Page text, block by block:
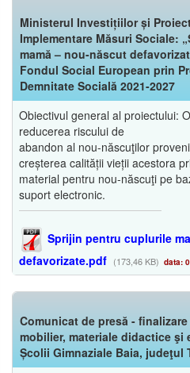
Ministerul Investițiilor și
Implementare Măsuri Sociale:
mamă – nou-născut
Fondul Social European prin
Demnitate Socială 2021-2027
Obiectivul general al proiectului:
reducerea riscului de
abandon al nou-născuţilor
creșterea calității vieții acestora
material pentru nou-născuţi pe
suport electronic.
Sprijin pentru cuplurile
defavorizate.pdf (173,46 KB) data:
Comunicat de presă -
mobilier, materiale didactice şi
Școlii Gimnaziale Baia, judeţul